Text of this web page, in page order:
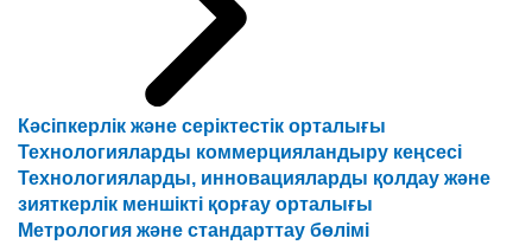
Кәсіпкерлік және серіктестік орталығы
Технологияларды коммерцияландыру кеңсесі
Технологияларды, инновацияларды қолдау және
зияткерлік меншікті қорғау орталығы
Метрология және стандарттау бөлімі